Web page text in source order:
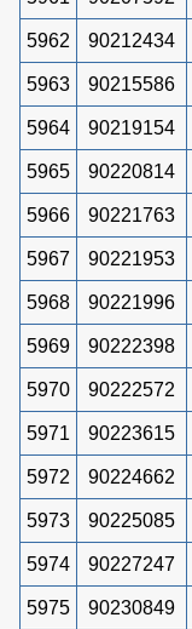
5962 90212434
5963 90215586
5964 90219154
5965 90220814
5966 90221763
5967 90221953
5968 90221996
5969 90222398
5970 90222572
5971 90223615
5972 90224662
5973 90225085
5974 90227247
5975 90230849